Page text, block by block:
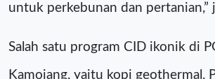
untuk perkebunan dan pertanian,”
Salah satu program CID ikonik di
Kamojang, yaitu kopi geothermal.